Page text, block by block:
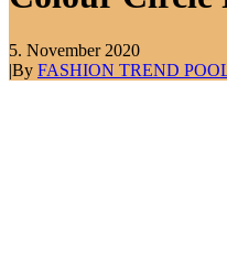
5. November 2020
|By FASHION TREND